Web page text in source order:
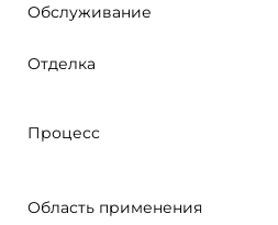
Обслуживание
Отделка
Процесс
Область применения